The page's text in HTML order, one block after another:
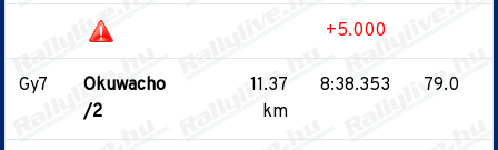
+5.000
Gy7
Okuwacho
/2
11.37
km
8:38.353 79.0